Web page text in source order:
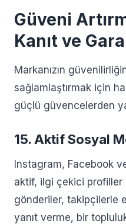
Güveni
Kanıt ve
Markanızın
sağlamlaştırmak için
güçlü güvencelerden
15. Aktif Sosyal
Instagram, Facebook
aktif, ilgi çekici profiller
gönderiler, takipçilerle
yanıt verme, bir